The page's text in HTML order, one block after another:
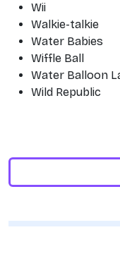
Wii
Walkie-talkie
Water Babies
Wiffle Ball
Water Balloon
Wild Republic